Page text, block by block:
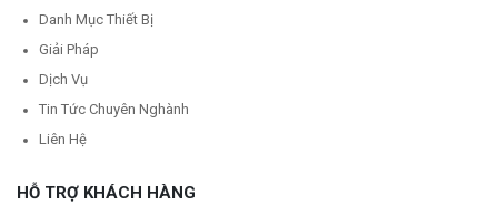
Danh Mục Thiết Bị
Giải Pháp
Dịch Vụ
Tin Tức Chuyên Nghành
Liên Hệ
HỖ TRỢ KHÁCH HÀNG